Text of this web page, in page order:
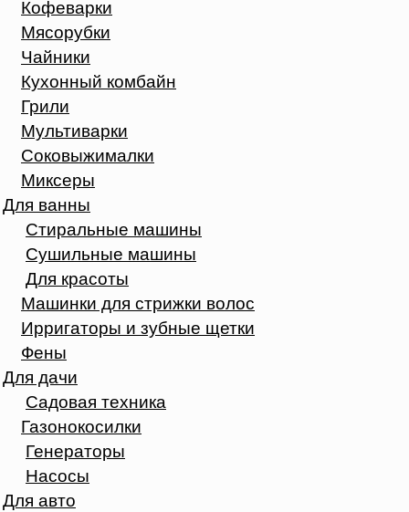
Кофеварки
Мясорубки
Чайники
Кухонный комбайн
Грили
Мультиварки
Соковыжималки
Миксеры
Для ванны
Стиральные машины
Сушильные машины
Для красоты
Машинки для стрижки волос
Ирригаторы и зубные щетки
Фены
Для дачи
Садовая техника
Газонокосилки
Генераторы
Насосы
Для авто